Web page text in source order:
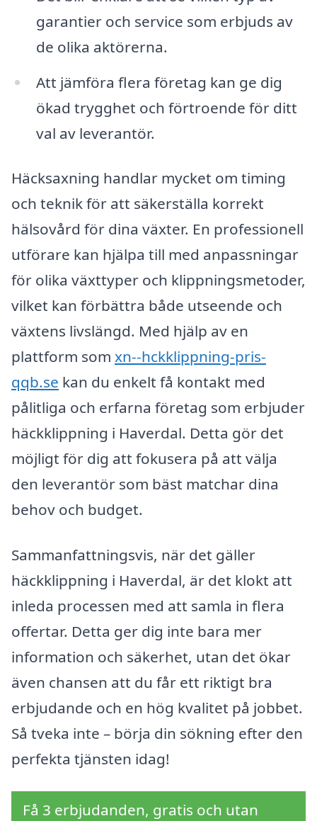
garantier och service som erbjuds av
de olika aktörerna.
Att jämföra flera företag kan ge dig
ökad trygghet och förtroende för ditt
val av leverantör.
Häcksaxning handlar mycket om timing
och teknik för att säkerställa korrekt
hälsovård för dina växter. En professionell
utförare kan hjälpa till med anpassningar
för olika växttyper och klippningsmetoder,
vilket kan förbättra både utseende och
växtens livslängd. Med hjälp av en
plattform som xn--hckklippning-pris-
qqb.se kan du enkelt få kontakt med
pålitliga och erfarna företag som erbjuder
häckklippning i Haverdal. Detta gör det
möjligt för dig att fokusera på att välja
den leverantör som bäst matchar dina
behov och budget.
Sammanfattningsvis, när det gäller
häckklippning i Haverdal, är det klokt att
inleda processen med att samla in flera
offertar. Detta ger dig inte bara mer
information och säkerhet, utan det ökar
även chansen att du får ett riktigt bra
erbjudande och en hög kvalitet på jobbet.
Så tveka inte – börja din sökning efter den
perfekta tjänsten idag!
Få 3 erbjudanden, gratis och utan